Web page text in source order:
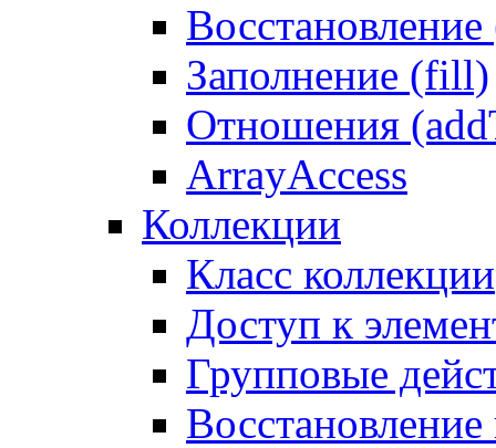
Заполнение (fill)
Отношения
ArrayAccess
Коллекции
Класс коллекции
Доступ к
Групповые